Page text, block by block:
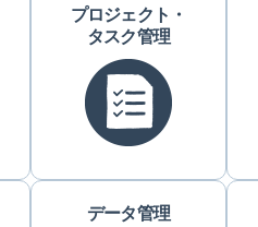
プロジェクト・
タスク管理
データ管理